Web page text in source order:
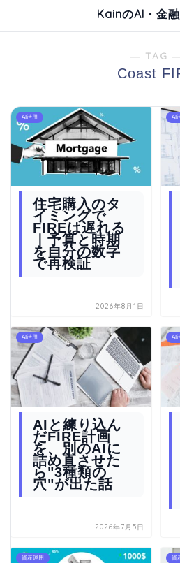
KainのAI・金
― TAG
Coast
AI活用
住宅購入のタ
イミングで
FIREは遅れる
｜予算と時期
を自分の数字
で再検証
2026年8月1日
AI
AI活用
AIと練り込ん
だFIRE計画
を、別のAIに
詰め直させた
ら"3種類の
穴"が出た話
2026年7月5日
AI
資産運用 資